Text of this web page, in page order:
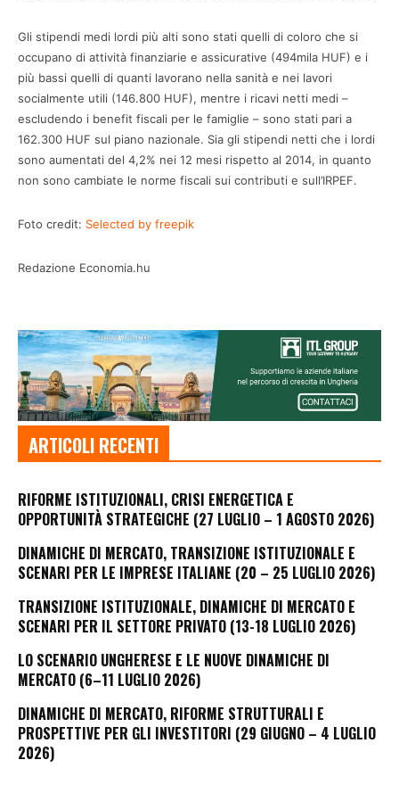
Gli stipendi medi lordi più alti sono stati quelli di coloro che si
occupano di attività finanziarie e assicurative (494mila HUF) e i
più bassi quelli di quanti lavorano nella sanità e nei lavori
socialmente utili (146.800 HUF), mentre i ricavi netti medi –
escludendo i benefit fiscali per le famiglie – sono stati pari a
162.300 HUF sul piano nazionale. Sia gli stipendi netti che i lordi
sono aumentati del 4,2% nei 12 mesi rispetto al 2014, in quanto
non sono cambiate le norme fiscali sui contributi e sull’IRPEF.
Foto credit: Selected by freepik
Redazione Economia.hu
ARTICOLI RECENTI
RIFORME ISTITUZIONALI, CRISI ENERGETICA E
OPPORTUNITÀ STRATEGICHE (27 LUGLIO – 1 AGOSTO 2026)
DINAMICHE DI MERCATO, TRANSIZIONE ISTITUZIONALE E
SCENARI PER LE IMPRESE ITALIANE (20 – 25 LUGLIO 2026)
TRANSIZIONE ISTITUZIONALE, DINAMICHE DI MERCATO E
SCENARI PER IL SETTORE PRIVATO (13-18 LUGLIO 2026)
LO SCENARIO UNGHERESE E LE NUOVE DINAMICHE DI
MERCATO (6–11 LUGLIO 2026)
DINAMICHE DI MERCATO, RIFORME STRUTTURALI E
PROSPETTIVE PER GLI INVESTITORI (29 GIUGNO – 4 LUGLIO
2026)